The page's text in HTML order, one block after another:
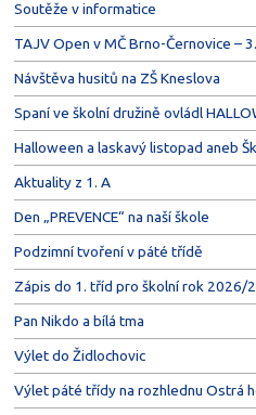
Soutěže v informatice
TAJV Open v MČ Brno-Černovice –
Návštěva husitů na ZŠ Kneslova
Spaní ve školní družině ovládl
Halloween a laskavý listopad aneb
Aktuality z 1. A
Den „PREVENCE“ na naší škole
Podzimní tvoření v páté třídě
Zápis do 1. tříd pro školní rok 2026/
Pan Nikdo a bílá tma
Výlet do Židlochovic
Výlet páté třídy na rozhlednu Ostrá